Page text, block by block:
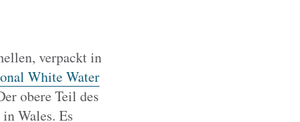
verpackt in
White Water
obere Teil des
Wales. Es